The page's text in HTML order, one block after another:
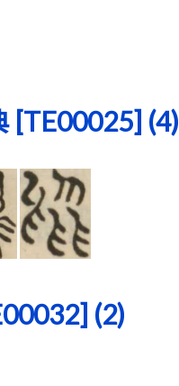
[TE00025] (4)
(2)